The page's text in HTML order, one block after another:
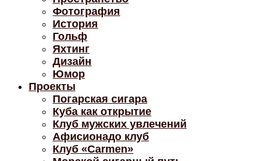
Фотография
История
Гольф
Яхтинг
Дизайн
Юмор
Проекты
Погарская сигара
Куба как открытие
Клуб мужских увлечений
Афисионадо клуб
Клуб «Carmen»